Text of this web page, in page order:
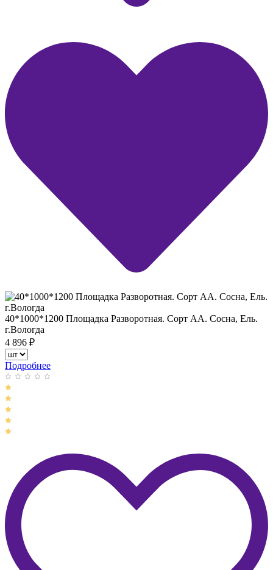
40*1000*1200 Площадка Разворотная. Сорт АА. Сосна, Ель.
г.Вологда
4 896 ₽
Подробнее